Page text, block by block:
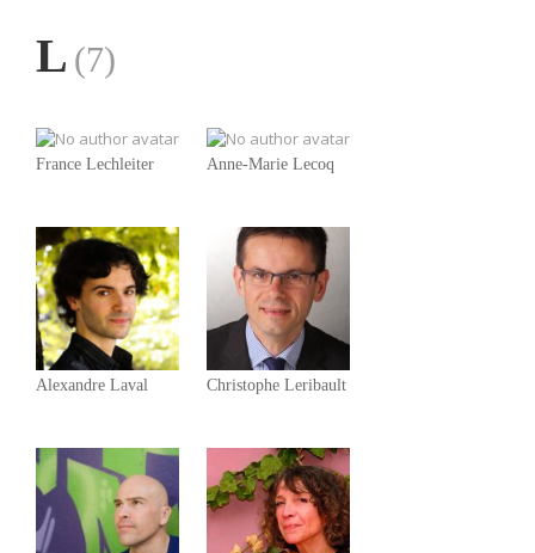
L (7)
France Lechleiter Anne-Marie Lecoq
Alexandre Laval Christophe Leribault